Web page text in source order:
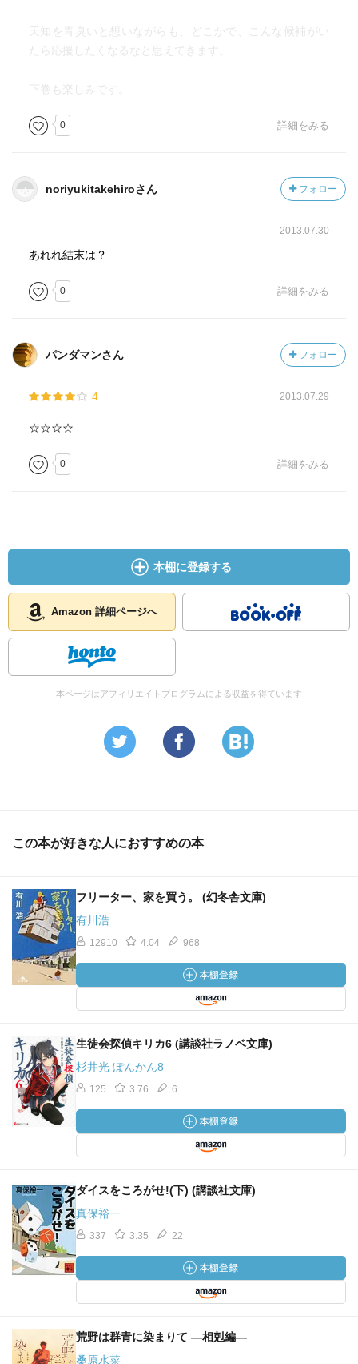
天知を青臭いと想いながらも、どこかで、こんな候補がい
たら応援したくなるなと思えてきます。
下巻も楽しみです。
0 詳細をみる
noriyukitakehiroさん フォロー
2013.07.30
あれれ結末は？
0 詳細をみる
パンダマンさん フォロー
4 2013.07.29
☆☆☆☆
0 詳細をみる
本棚に登録する
Amazon 詳細ページへ
本ページはアフィリエイトプログラムによる収益を得ています
この本が好きな人におすすめの本
フリーター、家を買う。 (幻冬舎文庫)
有川浩
12910 4.04 968
生徒会探偵キリカ6 (講談社ラノベ文庫)
杉井光 ぽんかん8
125 3.76 6
ダイスをころがせ!(下) (講談社文庫)
真保裕一
337 3.35 22
荒野は群青に染まりて ―相剋編―
桑原水菜